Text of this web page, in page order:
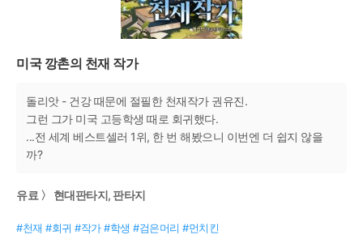
미국 깡촌의 천재 작가
돌리앗 - 건강 때문에 절필한 천재작가 권유진.
그런 그가 미국 고등학생 때로 회귀했다.
...전 세계 베스트셀러 1위, 한 번 해봤으니 이번엔 더 쉽지 않을
까?
유료 〉 현대판타지, 판타지
#천재 #회귀 #작가 #학생 #검은머리 #먼치킨